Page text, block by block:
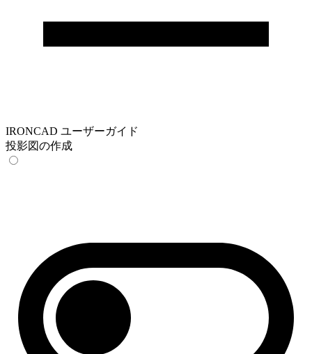
IRONCAD ユーザーガイド
投影図の作成